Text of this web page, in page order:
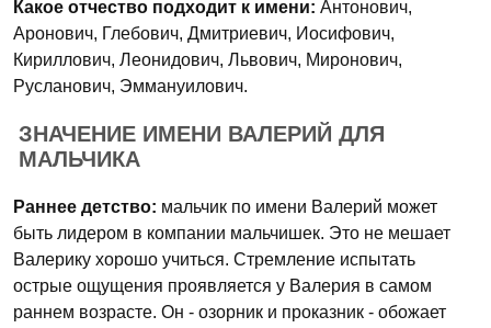
Какое отчество подходит к имени: Антонович,
Аронович, Глебович, Дмитриевич, Иосифович,
Кириллович, Леонидович, Львович, Миронович,
Русланович, Эммануилович.
ЗНАЧЕНИЕ ИМЕНИ ВАЛЕРИЙ ДЛЯ
МАЛЬЧИКА
Раннее детство: мальчик по имени Валерий может
быть лидером в компании мальчишек. Это не мешает
Валерику хорошо учиться. Стремление испытать
острые ощущения проявляется у Валерия в самом
раннем возрасте. Он - озорник и проказник - обожает